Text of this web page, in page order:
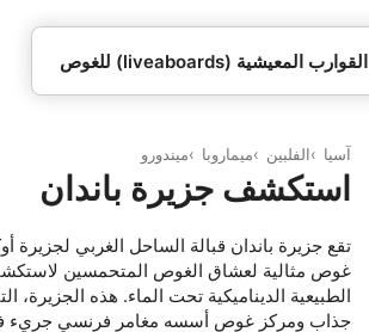
القوارب المعيشية (liveaboards) للغوص
آسيا الفلبين ميماروبا ميندورو
استكشف جزيرة باندان
تقع جزيرة باندان قبالة الساحل الغربي لجزيرة
غوص مثالية لعشاق الغوص المتحمسين لاستكشاف
الطبيعية الديناميكية تحت الماء. هذه الجزيرة،